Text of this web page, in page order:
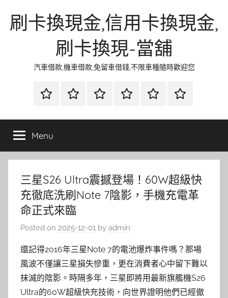
刷卡換現金,信用卡換現金,
刷卡換現-當舖
汽車借款,機車借款,免留車借錢,不限車種隨時歡迎您
首
當
金
網
資
流
時
環
清
聯
徵
Menu
三星S26 Ultra震撼登場！60W超級快
充徹底洗刷Note 7陰影，手機充電革
命正式來臨
Posted on 2025-12-01 by admin
還記得2016年三星Note 7的電池爆炸事件嗎？那場
風波不僅讓三星損失慘重，更在消費者心中留下難以
抹滅的陰影。時隔多年，三星即將用最新旗艦機S26
Ultra的60W超級快充技術，向世界證明他們已經徹